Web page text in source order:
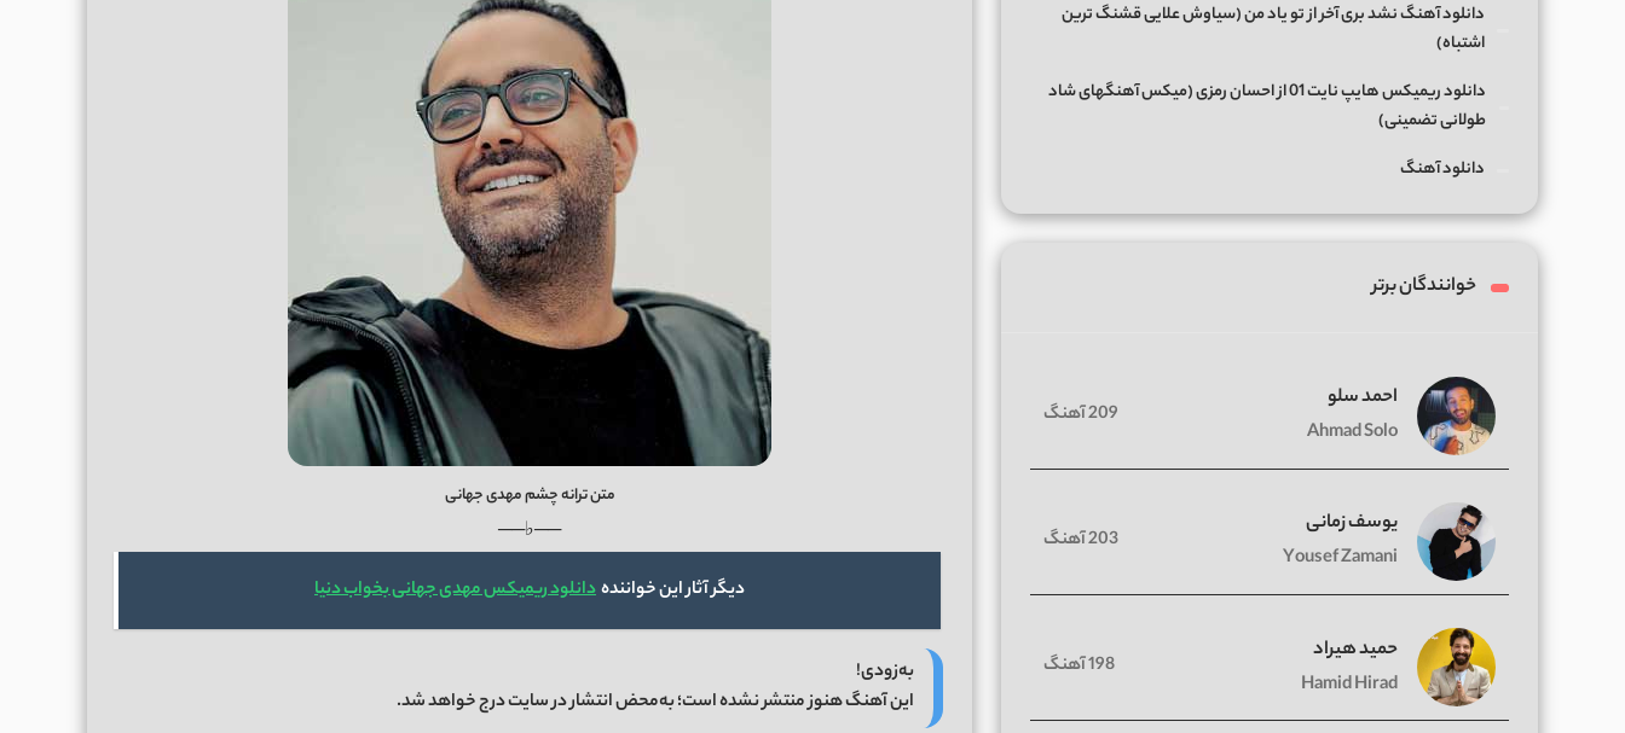
متن ترانه چشم مهدی جهانی
──♭──
دیگر آثار این خوانندهدانلود ریمیکس مهدی جهانی بخواب دنیا
به‌زودی!
این آهنگ هنوز منتشر نشده است؛ به‌محض انتشار در سایت درج خواهد شد.
دانلود آهنگ نشد بری آخر از تو یاد من (سیاوش علایی قشنگ ترین
اشتباه)
دانلود ریمیکس هایپ نایت 01 از احسان رمزی (میکس آهنگهای شاد
طولانی تضمینی)
دانلود آهنگ
خوانندگان برتر
احمد سلو
Ahmad Solo
209 آهنگ
یوسف زمانی
Yousef Zamani
203 آهنگ
حمید هیراد
Hamid Hirad
198 آهنگ